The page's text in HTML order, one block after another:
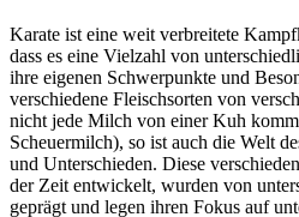
Karate ist eine weit verbreitete
dass es eine Vielzahl von
ihre eigenen Schwerpunkte und
verschiedene Fleischsorten von
nicht jede Milch von einer Kuh
Scheuermilch), so ist auch die Welt
und Unterschieden. Diese
der Zeit entwickelt, wurden von
geprägt und legen ihren Fokus auf